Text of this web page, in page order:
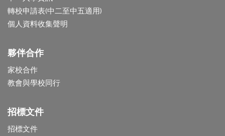
轉校申請表(中二至中五適用)
個人資料收集聲明
夥伴合作
家校合作
教會與學校同行
招標文件
招標文件